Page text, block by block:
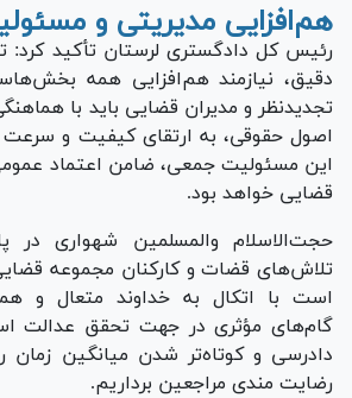
هم‌افزایی مدیریتی و
رئیس کل دادگستری لرستان تأکید
دقیق، نیازمند هم‌افزایی همه
تجدیدنظر و مدیران قضایی باید با
اصول حقوقی، به ارتقای کیفیت و
این مسئولیت جمعی، ضامن اعتماد
قضایی خواهد بود.
حجت‌الاسلام والمسلمین شهواری در
تلاش‌های قضات و کارکنان مجموعه
است با اتکال به خداوند متعال و
گام‌های مؤثری در جهت تحقق عدالت
دادرسی و کوتاه‌تر شدن میانگین
رضایت مندی مراجعین برداریم.